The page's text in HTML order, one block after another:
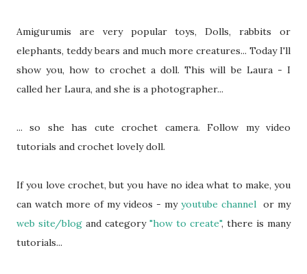
Amigurumis are very popular toys, Dolls, rabbits or
elephants, teddy bears and much more creatures... Today I'll
show you, how to crochet a doll. This will be Laura - I
called her Laura, and she is a photographer...
... so she has cute crochet camera. Follow my video
tutorials and crochet lovely doll.
If you love crochet, but you have no idea what to make, you
can watch more of my videos - my youtube channel or my
web site/blog and category "how to create", there is many
tutorials...